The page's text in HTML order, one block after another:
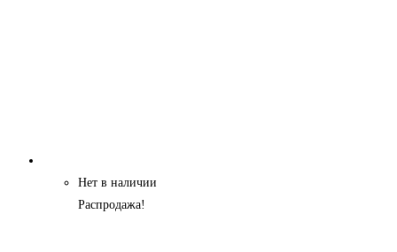
Нет в наличии
Распродажа!